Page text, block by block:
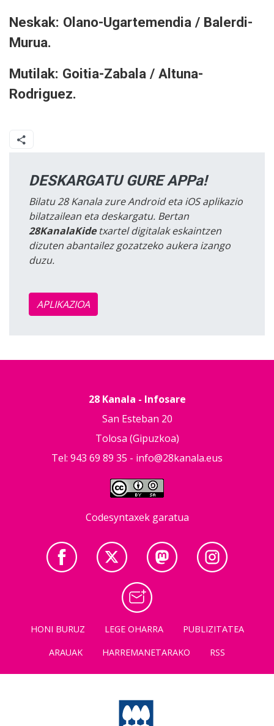
Neskak: Olano-Ugartemendia / Balerdi-
Murua.
Mutilak: Goitia-Zabala / Altuna-
Rodriguez.
DESKARGATU GURE APPa!
Bilatu 28 Kanala zure Android eta iOS aplikazio
bilatzailean eta deskargatu. Bertan
28KanalaKidetxartel digitalak eskaintzen
dizuten abantailez gozatzeko aukera izango
duzu.
APLIKAZIOA
28 Kanala - Infosare
San Esteban 20
Tolosa (Gipuzkoa)
Tel: 943 69 89 35 - info@28kanala.eus
Codesyntaxek garatua
HONI BURUZ LEGE OHARRA
PUBLIZITATEA
ARAUAK
HARREMANETARAKO RSS